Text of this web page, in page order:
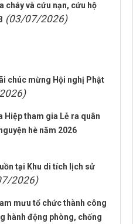
cháy và cứu nạn, cứu hộ
(03/07/2026)
chúc mừng Hội nghị Phật
Hiệp tham gia Lễ ra quân
hè năm 2026
tại Khu di tích lịch sử
2026)
mưu tổ chức thành công
hành động phòng, chống